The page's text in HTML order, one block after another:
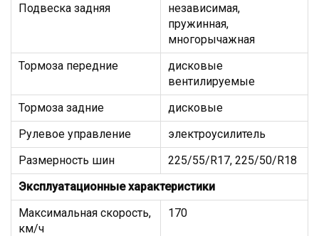
Подвеска задняя
независимая,
пружинная,
многорычажная
Тормоза передние
дисковые
вентилируемые
Тормоза задние
дисковые
Рулевое управление
электроусилитель
Размерность шин
225/55/R17, 225/50/R18
Эксплуатационные характеристики
Максимальная скорость,
км/ч
170